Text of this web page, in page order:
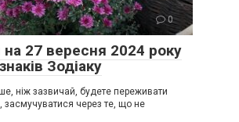
0
на 27 вересня 2024 року
Зодіаку
ніж зазвичай, будете переживати
засмучуватися через те, що не